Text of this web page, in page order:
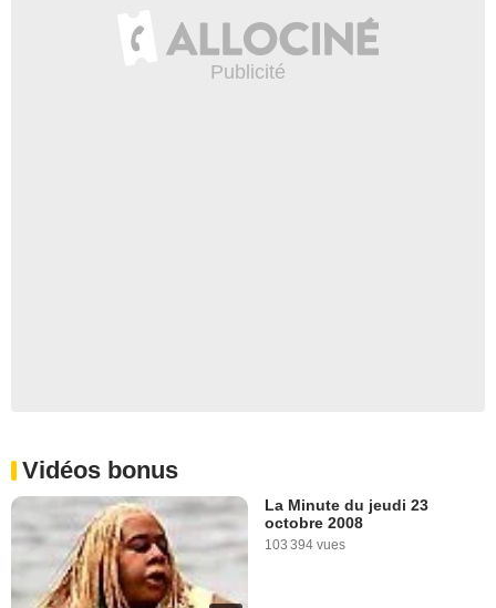
Vidéos bonus
La Minute du jeudi 23
octobre 2008
103 394 vues